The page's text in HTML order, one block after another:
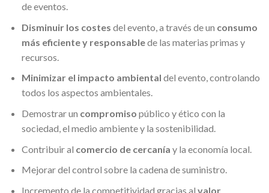
de eventos.
Disminuir los costes del evento, a través de un consumo
más eficiente y responsablede las materias primas y
recursos.
Minimizar el impacto ambiental del evento, controlando
todos los aspectos ambientales.
Demostrar un compromiso público y ético con la
sociedad, el medio ambiente y la sostenibilidad.
Contribuir al comercio de cercanía y la economía local.
Mejorar del control sobre la cadena de suministro.
Incremento de la competitividad gracias al valor